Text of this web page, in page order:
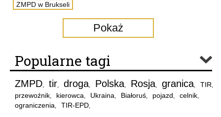
ZMPD w Brukseli
Pokaż
Popularne tagi
ZMPD, tir, droga, Polska, Rosja, granica, TIR,
przewoźnik, kierowca, Ukraina, Białoruś, pojazd, celnik,
ograniczenia, TIR-EPD,